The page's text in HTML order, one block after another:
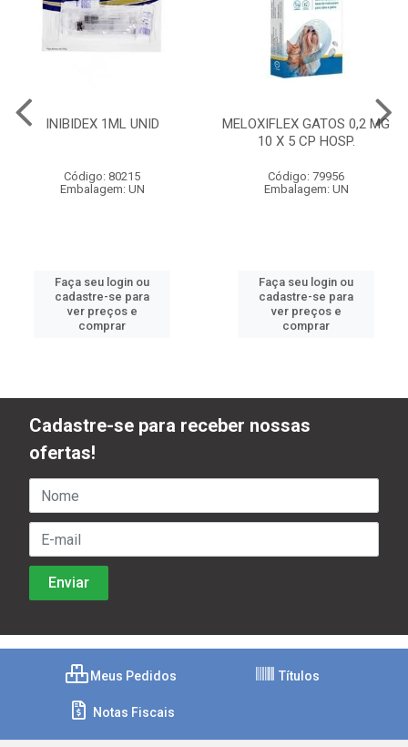
INIBIDEX 1ML UNID
Código: 80215
Embalagem: UN
Faça seu login ou
cadastre-se para
ver preços e
comprar
MELOXIFLEX GATOS 0,2 MG
10 X 5 CP HOSP.
Código: 79956
Embalagem: UN
Faça seu login ou
cadastre-se para
ver preços e
comprar
Cadastre-se para receber nossas
ofertas!
Meus Pedidos Títulos
Notas Fiscais